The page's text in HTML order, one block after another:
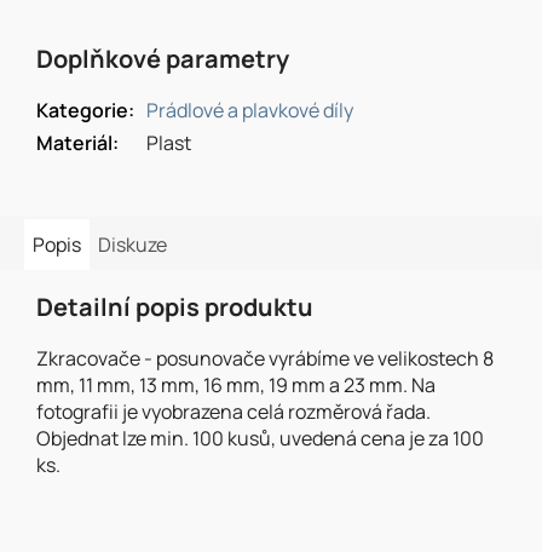
Doplňkové parametry
Kategorie: Prádlové a plavkové díly
Materiál: Plast
Popis Diskuze
Detailní popis produktu
Zkracovače - posunovače vyrábíme ve velikostech 8
mm, 11 mm, 13 mm, 16 mm, 19 mm a 23 mm. Na
fotografii je vyobrazena celá rozměrová řada.
Objednat lze min. 100 kusů, uvedená cena je za 100
ks.